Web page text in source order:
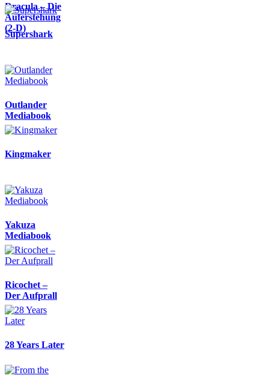
Dracula – Die
Auferstehung
(2-D)
Supershark
Outlander
Mediabook
Kingmaker
Yakuza
Mediabook
Ricochet –
Der Aufprall
28 Years Later